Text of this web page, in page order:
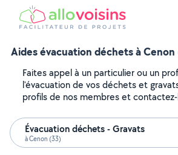
Aides évacuation déchets à
Faites appel à un particulier ou un
l'évacuation de vos déchets et
profils de nos membres et
Évacuation déchets - Gravats
à Cenon (33)